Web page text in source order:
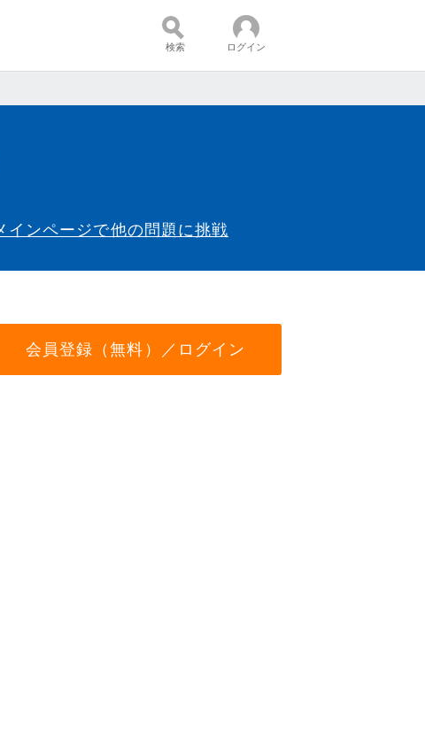
検索 ログイン
インページで他の問題に挑戦
会員登録（無料）／ログイン